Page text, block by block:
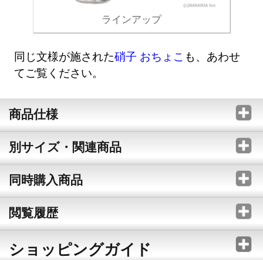
ラインアップ
同じ文様が施された硝子 おちょこ も、あわせ
てご覧ください。
商品仕様
別サイズ・関連商品
同時購入商品
閲覧履歴
ショッピングガイド